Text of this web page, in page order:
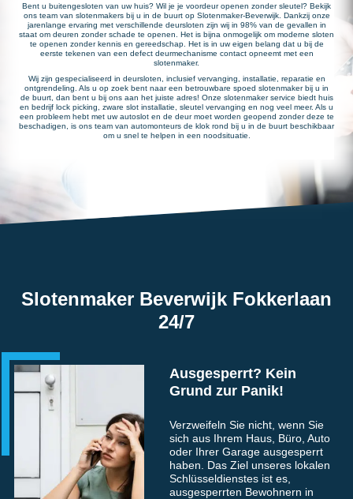
Bent u buitengesloten van uw huis? Wil je je voordeur openen zonder sleutel? Bekijk
ons team van slotenmakers bij u in de buurt op Slotenmaker-Beverwijk. Dankzij onze
jarenlange ervaring met verschillende deursloten zijn wij in 98% van de gevallen in
staat om deuren zonder schade te openen. Het is bijna onmogelijk om moderne sloten
te openen zonder kennis en gereedschap. Het is in uw eigen belang dat u bij de
eerste tekenen van een defect deurmechanisme contact opneemt met een
slotenmaker.
Wij zijn gespecialiseerd in deursloten, inclusief vervanging, installatie, reparatie en
ontgrendeling. Als u op zoek bent naar een betrouwbare spoed slotenmaker bij u in
de buurt, dan bent u bij ons aan het juiste adres! Onze slotenmaker service biedt huis
en bedrijf lock picking, zware slot installatie, sleutel vervanging en nog veel meer. Als u
een probleem hebt met uw autoslot en de deur moet worden geopend zonder deze te
beschadigen, is ons team van automonteurs de klok rond bij u in de buurt beschikbaar
om u snel te helpen in een noodsituatie.
Slotenmaker Beverwijk Fokkerlaan
24/7
Ausgesperrt? Kein
Grund zur Panik!
Verzweifeln Sie nicht, wenn Sie
sich aus Ihrem Haus, Büro, Auto
oder Ihrer Garage ausgesperrt
haben. Das Ziel unseres lokalen
Schlüsseldienstes ist es,
ausgesperrten Bewohnern in